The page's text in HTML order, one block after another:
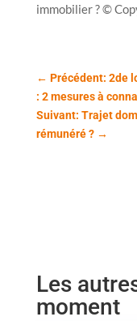
immobilier ? ©
← Précédent: 2de
: 2 mesures à
Suivant: Trajet
rémunéré ?→
Les
moment